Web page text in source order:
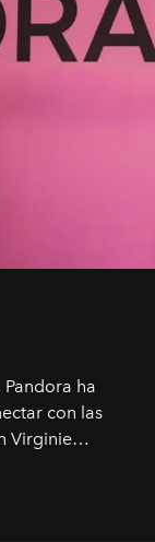
ha
con las
Virginie
el valor